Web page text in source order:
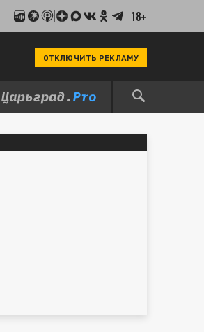
18+
ОТКЛЮЧИТЬ РЕКЛАМУ